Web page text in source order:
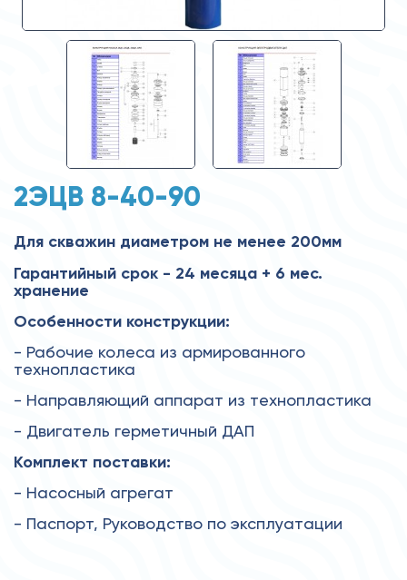
2ЭЦВ 8-40-90
Для скважин диаметром не менее 200мм
Гарантийный срок - 24 месяца + 6 мес.
хранение
Особенности конструкции:
- Рабочие колеса из армированного
технопластика
- Направляющий аппарат из технопластика
- Двигатель герметичный ДАП
Комплект поставки:
- Насосный агрегат
- Паспорт, Руководство по эксплуатации